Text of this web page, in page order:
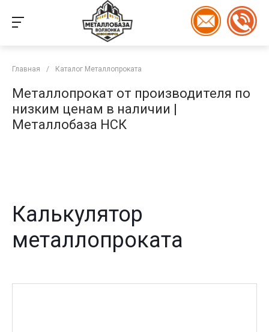
Главная / Каталог Металлопроката
Металлопрокат от производителя по
низким ценам в наличии |
Металлобаза НСК
Калькулятор
металлопроката